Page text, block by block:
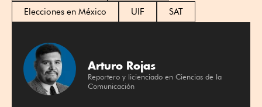
Elecciones en México
UIF SAT
Arturo Rojas
Reportero y licienciado en Ciencias de la
Comunicación